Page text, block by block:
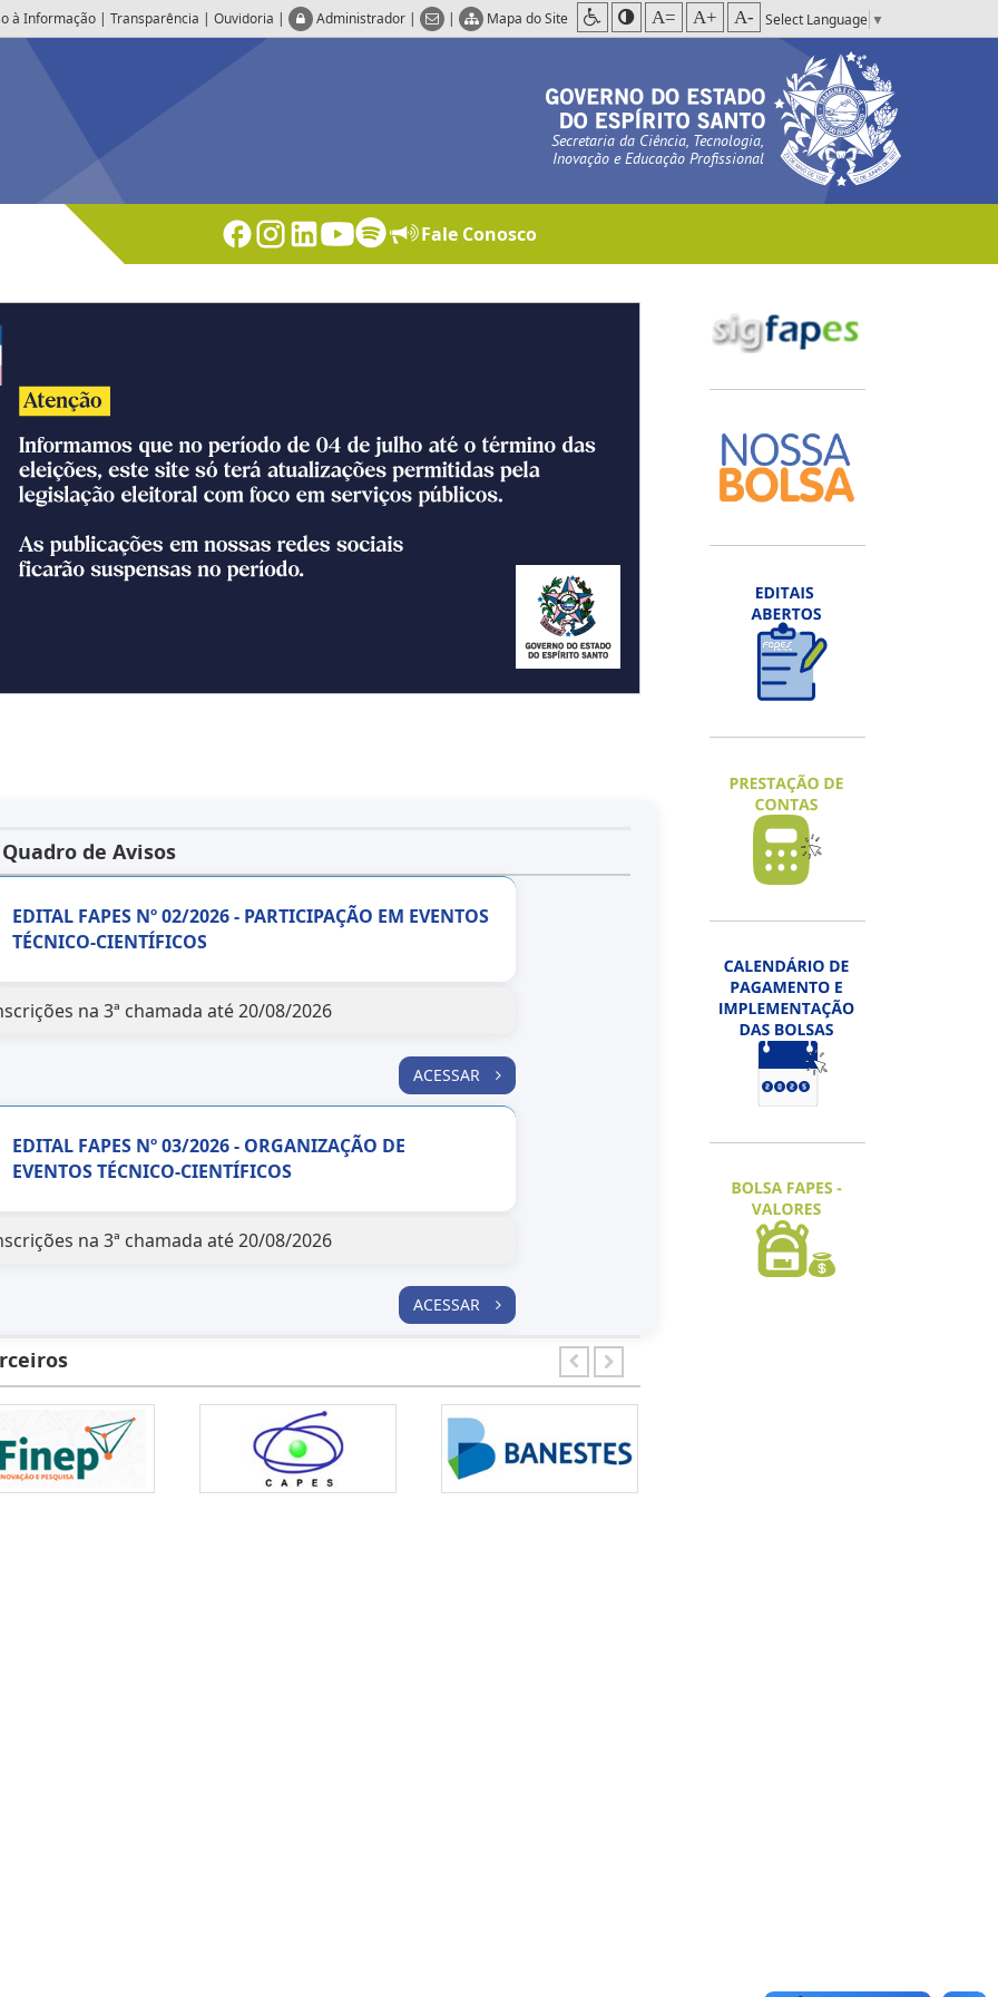
à Informação | Transparência | Ouvidoria | Administrador | | Mapa do Site A= A+ A- Select Language ▼
Secretaria da Ciência, Tecnologia,
Inovação e Educação Profissional
Fale Conosco
de Avisos
EDITAL FAPES Nº 02/2026 - PARTICIPAÇÃO EM EVENTOS
TÉCNICO-CIENTÍFICOS
na 3ª chamada até 20/08/2026
ACESSAR
EDITAL FAPES Nº 03/2026 - ORGANIZAÇÃO DE
EVENTOS TÉCNICO-CIENTÍFICOS
na 3ª chamada até 20/08/2026
ACESSAR
EDITAL FAPES Nº 04/2026 - ESTÁGIO TÉCNICO-
CIENTÍFICO
na 3ª chamada até 20/08/2026